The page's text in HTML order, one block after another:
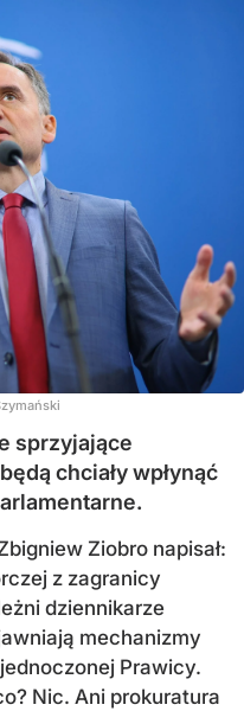
sprzyjające
chciały wpłynąć
Ziobro napisał:
z zagranicy
dziennikarze
mechanizmy
Prawicy.
Nic. Ani prokuratura